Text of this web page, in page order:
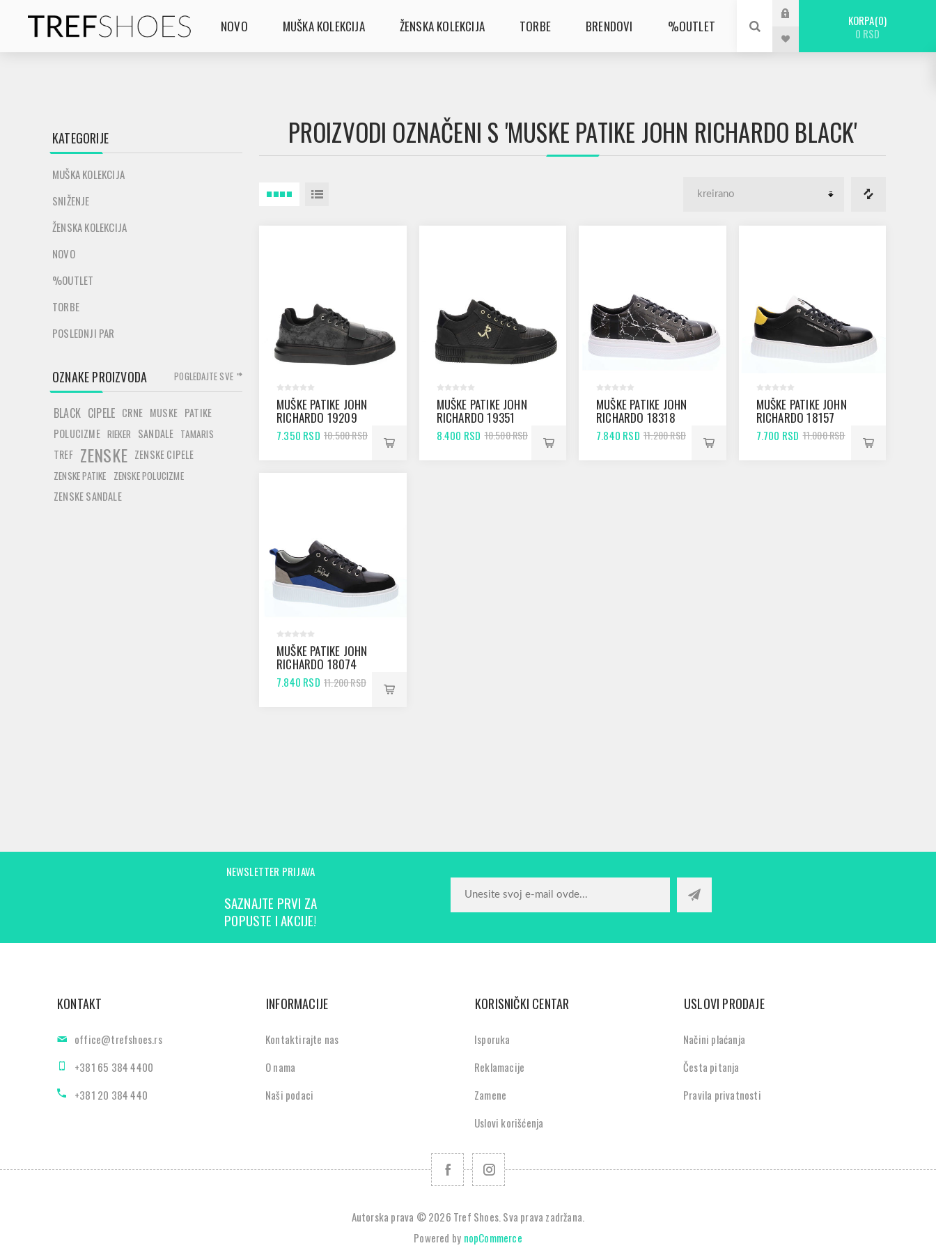
NOVO MUŠKA KOLEKCIJA ŽENSKA KOLEKCIJA TORBE BRENDOVI %OUTLET KORPA 0
0 RSD
PROIZVODI OZNAČENI S 'MUSKE PATIKE JOHN RICHARDO BLACK'
MUŠKE PATIKE JOHN
RICHARDO 19209
BLACK
7.350 RSD 10.500 RSD
MUŠKE PATIKE JOHN
RICHARDO 19351
BLACK
8.400 RSD 10.500 RSD
MUŠKE PATIKE JOHN
RICHARDO 18318
BLACK
7.840 RSD 11.200 RSD
MUŠKE PATIKE JOHN
RICHARDO 18157
BLACK
7.700 RSD 11.000 RSD
MUŠKE PATIKE JOHN
RICHARDO 18074
BLACK
7.840 RSD 11.200 RSD
KATEGORIJE
MUŠKA KOLEKCIJA
SNIŽENJE
ŽENSKA KOLEKCIJA
NOVO
%OUTLET
TORBE
POSLEDNJI PAR
OZNAKE PROIZVODA
BLACK CIPELE CRNE MUSKE PATIKE
POLUCIZME RIEKER SANDALE TAMARIS
TREF ZENSKE ZENSKE CIPELE
ZENSKE PATIKE ZENSKE POLUCIZME
ZENSKE SANDALE
POGLEDAJTE SVE
NEWSLETTER PRIJAVA
SAZNAJTE PRVI ZA
POPUSTE I AKCIJE!
KONTAKT
office@trefshoes.rs
+381 65 384 4400
+381 20 384 440
INFORMACIJE
Kontaktirajte nas
O nama
Naši podaci
KORISNIČKI CENTAR
Isporuka
Reklamacije
Zamene
Uslovi korišćenja
USLOVI PRODAJE
Načini plaćanja
Česta pitanja
Pravila privatnosti
Autorska prava © 2026 Tref Shoes. Sva prava zadržana.
Powered by nopCommerce